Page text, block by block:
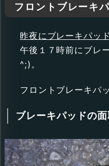
フロントブレーキ
昨夜にブレーキパッ
午後１７時前にブレ
^;)。
フロントブレーキパ
ブレーキパッドの面